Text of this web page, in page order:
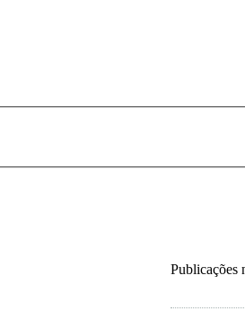
Publicações